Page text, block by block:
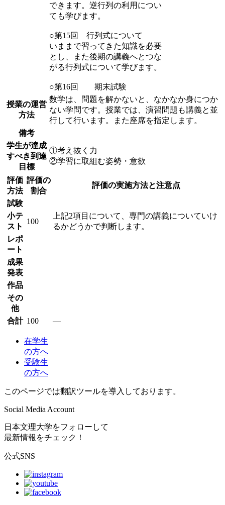
できます。逆行列の利用につい
ても学びます。
○第15回 行列式について
いままで習ってきた知識を必要
とし、また後期の講義へとつな
がる行列式について学びます。
○第16回 期末試験
授業の運営
方法
数学は、問題を解かないと、なかなか身につか
ない学問です。授業では、演習問題も講義と並
行して行います。また座席を指定します。
備考
学生が達成
すべき到達
目標
①考え抜く力
②学習に取組む姿勢・意欲
評価
方法
評価の
割合
評価の実施方法と注意点
試験
小テ
スト
100
上記2項目について、専門の講義についていけ
るかどうかで判断します。
レポ
ート
成果
発表
作品
その
他
合計 100 ―
在学生
の方へ
受験生
の方へ
このページでは翻訳ツールを導入しております。
Social Media Account
日本文理大学をフォローして
最新情報をチェック！
公式SNS